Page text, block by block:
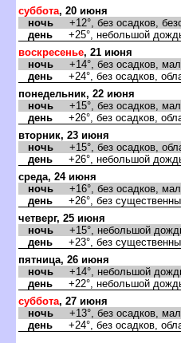
суббота, 20 июня
ночь +12°, без осадков,
день +25°, небольшой
оскресенье, 21 июня
ночь +14°, без осадков,
день +24°, без осадков,
понедельник, 22 июня
ночь +15°, без осадков,
день +26°, без осадков,
торник, 23 июня
ночь +15°, без осадков,
день +26°, небольшой
среда, 24 июня
ночь +16°, без осадков,
день +26°, без
четверг, 25 июня
ночь +15°, небольшой
день +23°, без
пятница, 26 июня
ночь +14°, небольшой
день +22°, небольшой
суббота, 27 июня
ночь +13°, без осадков,
день +24°, без осадков,